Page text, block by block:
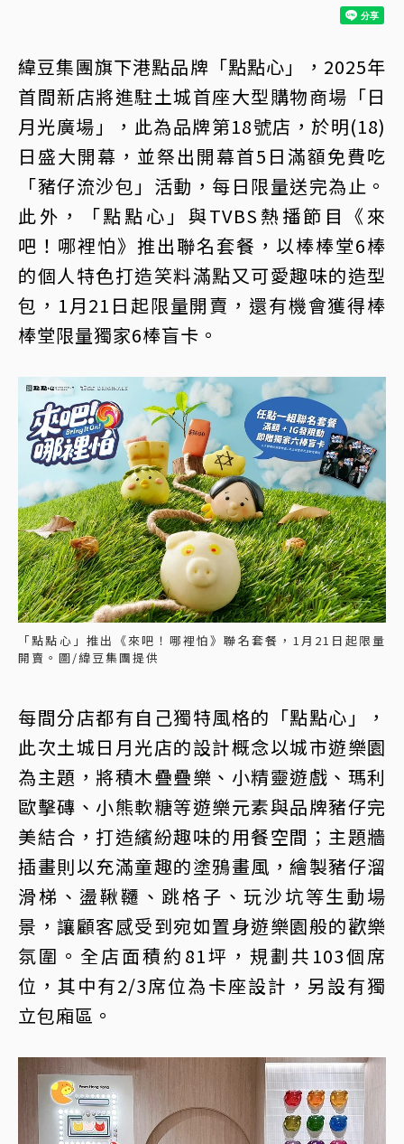
緯豆集團旗下港點品牌「點點心」，2025年
首間新店將進駐土城首座大型購物商場「日
月光廣場」，此為品牌第18號店，於明(18)
日盛大開幕，並祭出開幕首5日滿額免費吃
「豬仔流沙包」活動，每日限量送完為止。
此外，「點點心」與TVBS熱播節目《來
吧！哪裡怕》推出聯名套餐，以棒棒堂6棒
的個人特色打造笑料滿點又可愛趣味的造型
包，1月21日起限量開賣，還有機會獲得棒
棒堂限量獨家6棒盲卡。
「點點心」推出《來吧！哪裡怕》聯名套餐，1月21日起限量
開賣。圖/緯豆集團提供
每間分店都有自己獨特風格的「點點心」，
此次土城日月光店的設計概念以城市遊樂園
為主題，將積木疊疊樂、小精靈遊戲、瑪利
歐擊磚、小熊軟糖等遊樂元素與品牌豬仔完
美結合，打造繽紛趣味的用餐空間；主題牆
插畫則以充滿童趣的塗鴉畫風，繪製豬仔溜
滑梯、盪鞦韆、跳格子、玩沙坑等生動場
景，讓顧客感受到宛如置身遊樂園般的歡樂
氛圍。全店面積約81坪，規劃共103個席
位，其中有2/3席位為卡座設計，另設有獨
立包廂區。